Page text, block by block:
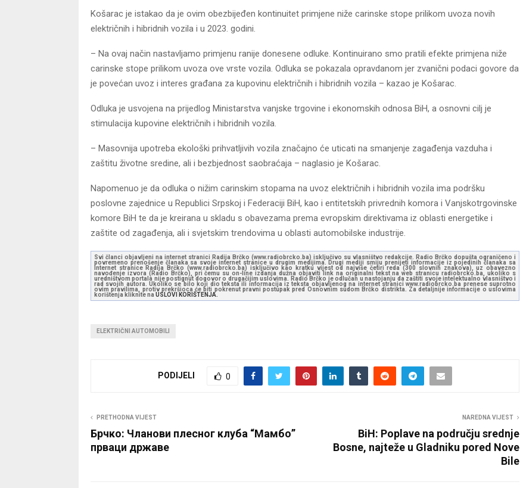
Košarac je istakao da je ovim obezbijeđen kontinuitet primjene niže carinske stope prilikom uvoza novih
električnih i hibridnih vozila i u 2023. godini.
– Na ovaj način nastavljamo primjenu ranije donesene odluke. Kontinuirano smo pratili efekte primjena niže
carinske stope prilikom uvoza ove vrste vozila. Odluka se pokazala opravdanom jer zvanični podaci govore da
je povećan uvoz i interes građana za kupovinu električnih i hibridnih vozila – kazao je Košarac.
Odluka je usvojena na prijedlog Ministarstva vanjske trgovine i ekonomskih odnosa BiH, a osnovni cilj je
stimulacija kupovine električnih i hibridnih vozila.
– Masovnija upotreba ekološki prihvatljivih vozila značajno će uticati na smanjenje zagađenja vazduha i
zaštitu životne sredine, ali i bezbjednost saobraćaja – naglasio je Košarac.
Napomenuo je da odluka o nižim carinskim stopama na uvoz električnih i hibridnih vozila ima podršku
poslovne zajednice u Republici Srpskoj i Federaciji BiH, kao i entitetskih privrednih komora i Vanjskotrgovinske
komore BiH te da je kreirana u skladu s obavezama prema evropskim direktivama iz oblasti energetike i
zaštite od zagađenja, ali i svjetskim trendovima u oblasti automobilske industrije.
Svi članci objavljeni na internet stranici Radija Brčko (www.radiobrcko.ba) isključivo su vlasništvo redakcije. Radio Brčko dopušta ograničeno i
povremeno prenošenje članaka sa svoje internet stranice u drugim medijima. Drugi mediji smiju prenijeti informacije iz pojedinih članaka sa
Internet stranice Radija Brčko (www.radiobrcko.ba) isključivo kao kratku vijest od najviše četiri reda (300 slovnih znakova), uz obavezno
navođenje izvora (Radio Brčko), pri čemu su on-line izdanja dužna objaviti link na originalni tekst na web stranicu radiobrcko.ba, ukoliko s
uredništvom portala nije postignut dogovor o drugačijim uslovima. Radio Brčko je odlučan u nastojanju da zaštiti svoje intelektualno vlasništvo i
rad svojih autora. Ukoliko se bilo koji dio teksta ili informacija iz teksta objavljenog na internet stranici www.radiobrcko.ba prenese suprotno
ovim pravilima, protiv prekršioca će biti pokrenut pravni postupak pred Osnovnim sudom Brčko distrikta. Za detaljnije informacije o uslovima
korištenja kliknite na USLOVI KORIŠTENJA.
ELEKTRIČNI AUTOMOBILI
PODIJELI 0
PRETHODNA VIJEST
Брчко: Чланови плесног клуба “Мамбо”
прваци државе
NAREDNA VIJEST
BiH: Poplave na području srednje
Bosne, najteže u Gladniku pored Nove
Bile